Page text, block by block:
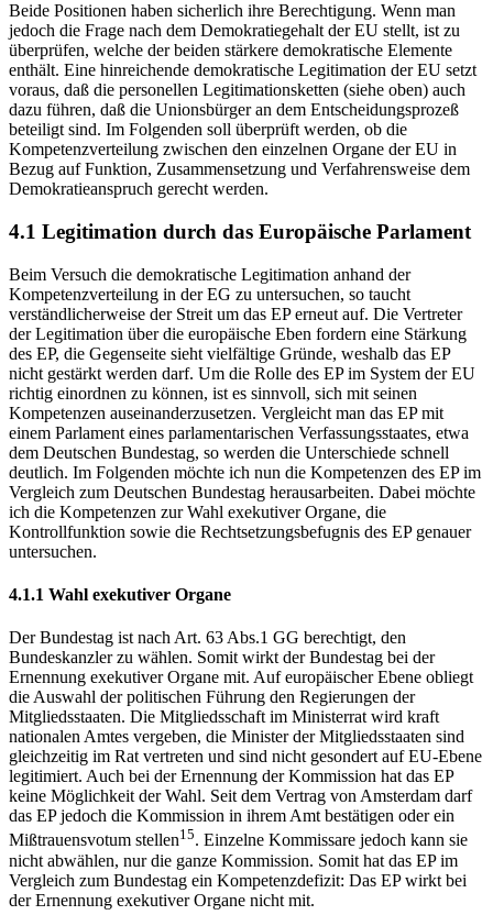
Beide Positionen haben sicherlich ihre Berechtigung. Wenn man
jedoch die Frage nach dem Demokratiegehalt der EU stellt, ist zu
überprüfen, welche der beiden stärkere demokratische Elemente
enthält. Eine hinreichende demokratische Legitimation der EU setzt
voraus, daß die personellen Legitimationsketten (siehe oben) auch
dazu führen, daß die Unionsbürger an dem Entscheidungsprozeß
beteiligt sind. Im Folgenden soll überprüft werden, ob die
Kompetenzverteilung zwischen den einzelnen Organe der EU in
Bezug auf Funktion, Zusammensetzung und Verfahrensweise dem
Demokratieanspruch gerecht werden.
4.1 Legitimation durch das Europäische Parlament
Beim Versuch die demokratische Legitimation anhand der
Kompetenzverteilung in der EG zu untersuchen, so taucht
verständlicherweise der Streit um das EP erneut auf. Die Vertreter
der Legitimation über die europäische Eben fordern eine Stärkung
des EP, die Gegenseite sieht vielfältige Gründe, weshalb das EP
nicht gestärkt werden darf. Um die Rolle des EP im System der EU
richtig einordnen zu können, ist es sinnvoll, sich mit seinen
Kompetenzen auseinanderzusetzen. Vergleicht man das EP mit
einem Parlament eines parlamentarischen Verfassungsstaates, etwa
dem Deutschen Bundestag, so werden die Unterschiede schnell
deutlich. Im Folgenden möchte ich nun die Kompetenzen des EP im
Vergleich zum Deutschen Bundestag herausarbeiten. Dabei möchte
ich die Kompetenzen zur Wahl exekutiver Organe, die
Kontrollfunktion sowie die Rechtsetzungsbefugnis des EP genauer
untersuchen.
4.1.1 Wahl exekutiver Organe
Der Bundestag ist nach Art. 63 Abs.1 GG berechtigt, den
Bundeskanzler zu wählen. Somit wirkt der Bundestag bei der
Ernennung exekutiver Organe mit. Auf europäischer Ebene obliegt
die Auswahl der politischen Führung den Regierungen der
Mitgliedsstaaten. Die Mitgliedsschaft im Ministerrat wird kraft
nationalen Amtes vergeben, die Minister der Mitgliedsstaaten sind
gleichzeitig im Rat vertreten und sind nicht gesondert auf EU-Ebene
legitimiert. Auch bei der Ernennung der Kommission hat das EP
keine Möglichkeit der Wahl. Seit dem Vertrag von Amsterdam darf
das EP jedoch die Kommission in ihrem Amt bestätigen oder ein
Mißtrauensvotum stellen15. Einzelne Kommissare jedoch kann sie
nicht abwählen, nur die ganze Kommission. Somit hat das EP im
Vergleich zum Bundestag ein Kompetenzdefizit: Das EP wirkt bei
der Ernennung exekutiver Organe nicht mit.